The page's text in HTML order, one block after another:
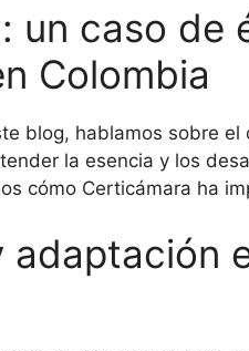
un caso de
Colombia
blog, hablamos sobre
la esencia y los
cómo Certicámara ha
adaptación